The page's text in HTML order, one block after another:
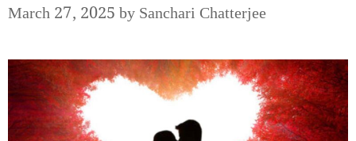
March 27, 2025bySanchari Chatterjee